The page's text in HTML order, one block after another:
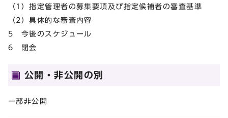
（1）指定管理者の募集要項及び指定候補者の審査基準
（2）具体的な審査内容
5 今後のスケジュール
6 閉会
公開・非公開の別
一部非公開